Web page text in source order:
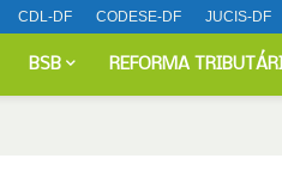
CDL-DF CODESE-DF JUCIS-DF
BSB REFORMA